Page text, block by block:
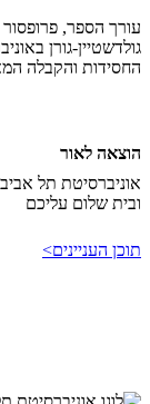
עורך הספר,
גולדשטיין-גורן
החסידות והקבלה
הוצאה לאור
אוניברסיטת תל
ובית שלום עליכם
תוכן העניינים>